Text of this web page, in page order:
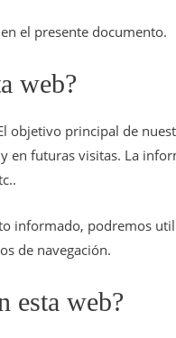
el presente documento.
web?
objetivo principal de
en futuras visitas. La
informado, podremos
de navegación.
esta web?